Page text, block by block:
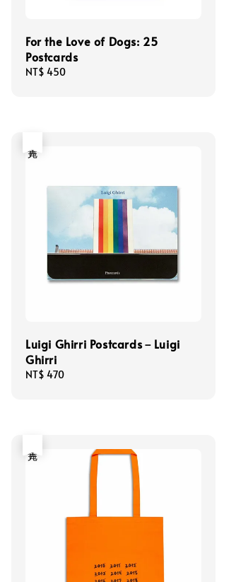
For the Love of Dogs: 25
Postcards
Regular
NT$ 450
Luigi Ghirri Postcards－Luigi
Ghirri
Regular
NT$ 470